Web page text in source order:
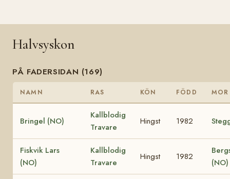
Halvsyskon
PÅ FADERSIDAN (169)
NAMN RAS KÖN FÖDD MOR
Bringel (NO)
Kallblodig
Travare
Hingst 1982
Fiskvik Lars
(NO)
Kallblodig
Travare
Hingst 1982
(NO)